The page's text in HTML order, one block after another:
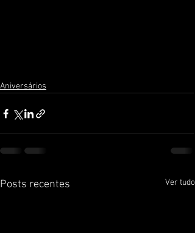
Aniversários
Posts recentes Ver tudo